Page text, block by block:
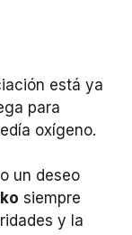
está ya
para
oxígeno.
un deseo
siempre
y la